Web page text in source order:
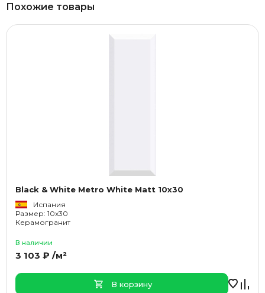
Похожие товары
Black & White Metro White Matt 10x30
Испания
Размер: 10x30
Керамогранит
В наличии
3 103 ₽ /м²
В корзину